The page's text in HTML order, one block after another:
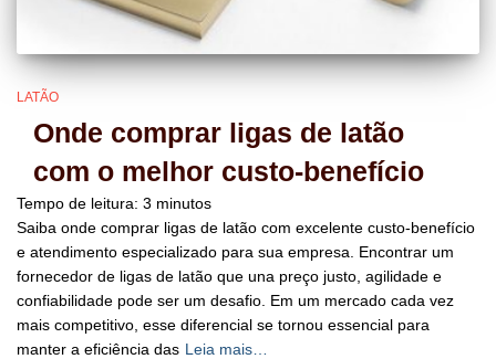
LATÃO
Onde comprar ligas de latão
com o melhor custo-benefício
Tempo de leitura: 3 minutos
Saiba onde comprar ligas de latão com excelente custo-benefício
e atendimento especializado para sua empresa. Encontrar um
fornecedor de ligas de latão que una preço justo, agilidade e
confiabilidade pode ser um desafio. Em um mercado cada vez
mais competitivo, esse diferencial se tornou essencial para
manter a eficiência das Leia mais…